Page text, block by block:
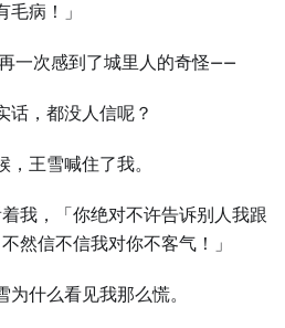
毛病！」
一次感到了城里人的奇怪——
话，都没人信呢？
，王雪喊住了我。
我，「你绝对不许告诉别人我跟
然信不信我对你不客气！」
为什么看见我那么慌。